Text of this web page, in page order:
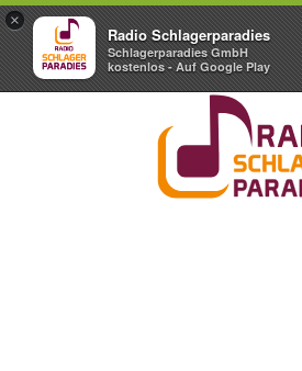
×
Radio Schlagerparadies
Schlagerparadies GmbH
kostenlos - Auf Google Play